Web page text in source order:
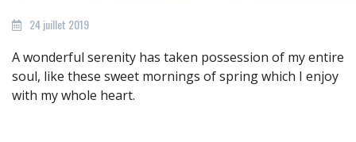
24 juillet 2019
A wonderful serenity has taken possession of my entire
soul, like these sweet mornings of spring which I enjoy
with my whole heart.